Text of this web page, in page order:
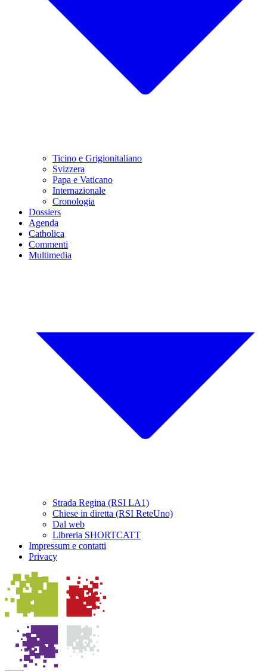
Ticino e Grigionitaliano
Svizzera
Papa e Vaticano
Internazionale
Cronologia
Dossiers
Agenda
Catholica
Commenti
Multimedia
Strada Regina (RSI LA1)
Chiese in diretta (RSI ReteUno)
Dal web
Libreria SHORTCATT
Impressum e contatti
Privacy